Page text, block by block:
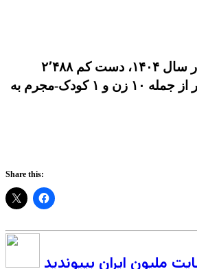
، که توسط واحد آمار، نشر و آثار مجموعه فعالان حقوق بشر در ایران منتشر شده است، در سال ۱۴۰۴، دست کم ۲٬۴۸۸
شهروند از جمله ۶۳ زن و ۲ کودک-مجرم اعدام شدند. از این میزان حکم ۱۳ نفر در ملاعام به اجرا درآمد. همچنین طی این تاریخ، ۱۳۰ تن دیگر از جمله ۱۰ زن و ۱ کودک-مجرم به
Share this:
ملیون ایران بپیوندید